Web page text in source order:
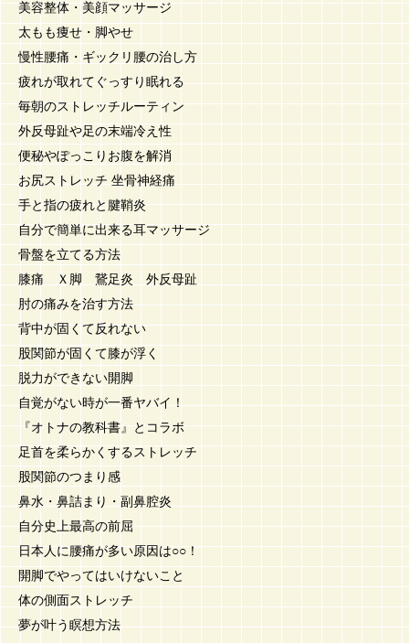
美容整体・美顔マッサージ
太もも痩せ・脚やせ
慢性腰痛・ギックリ腰の治し方
疲れが取れてぐっすり眠れる
毎朝のストレッチルーティン
外反母趾や足の末端冷え性
便秘やぽっこりお腹を解消
お尻ストレッチ 坐骨神経痛
手と指の疲れと腱鞘炎
自分で簡単に出来る耳マッサージ
骨盤を立てる方法
膝痛 Ｘ脚 鵞足炎 外反母趾
肘の痛みを治す方法
背中が固くて反れない
股関節が固くて膝が浮く
脱力ができない開脚
自覚がない時が一番ヤバイ！
『オトナの教科書』とコラボ
足首を柔らかくするストレッチ
股関節のつまり感
鼻水・鼻詰まり・副鼻腔炎
自分史上最高の前屈
日本人に腰痛が多い原因は○○！
開脚でやってはいけないこと
体の側面ストレッチ
夢が叶う瞑想方法